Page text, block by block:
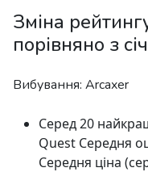
Зміна
порівняно з
Вибування: Arcaxer
Серед 20
Quest Середня
Середня ціна